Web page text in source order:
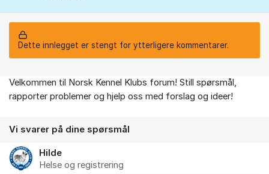
Dette innlegget er stengt for ytterligere kommentarer.
Om forumet
Velkommen til Norsk Kennel Klubs forum! Still spørsmål,
rapporter problemer og hjelp oss med forslag og ideer!
Vi svarer på dine spørsmål
Hilde
Helse og registrering